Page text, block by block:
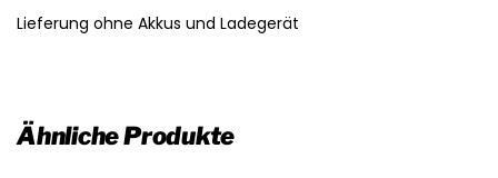
Lieferung ohne Akkus und Ladegerät
Ähnliche Produkte